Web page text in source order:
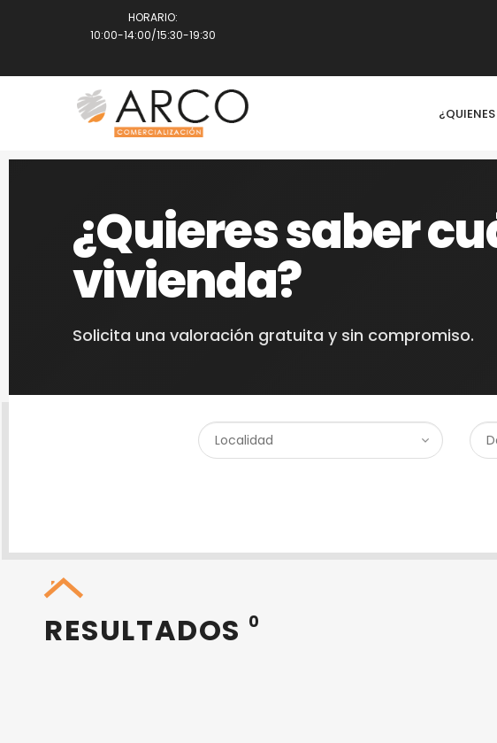
HORARIO:
10:00-14:00/15:30-19:30
¿Quieres saber
vivienda?
Solicita una valoración gratuita y sin compromiso.
RESULTADOS 0